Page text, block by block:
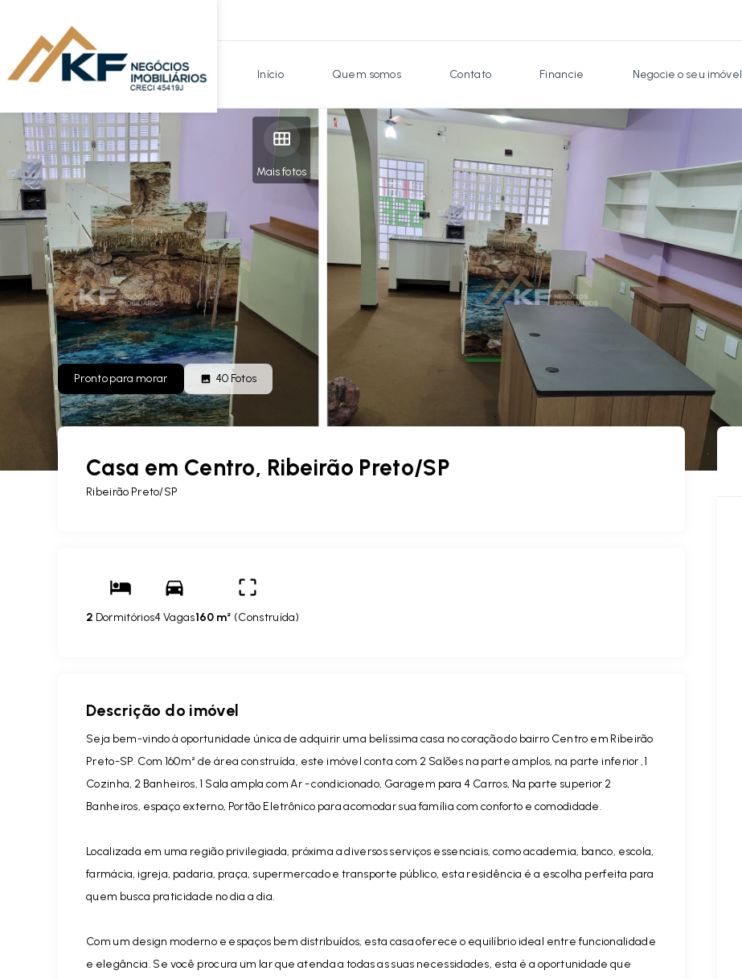
Início Quem somos Contato Financie Negocie o seu imóvel
Mais fotos
Pronto para morar 40 Fotos
Casa em Centro, Ribeirão Preto/SP
Ribeirão Preto/SP
2 Dormitórios4 Vagas160 m² (Construída)
Descrição do imóvel
Seja bem-vindo à oportunidade única de adquirir uma belíssima casa no coração do bairro Centro em Ribeirão
Preto-SP. Com 160m² de área construída, este imóvel conta com 2 Salões na parte amplos, na parte inferior ,1
Cozinha, 2 Banheiros, 1 Sala ampla com Ar - condicionado, Garagem para 4 Carros, Na parte superior 2
Banheiros, espaço externo, Portão Eletrônico para acomodar sua família com conforto e comodidade.
Localizada em uma região privilegiada, próxima a diversos serviços essenciais, como academia, banco, escola,
farmácia, igreja, padaria, praça, supermercado e transporte público, esta residência é a escolha perfeita para
quem busca praticidade no dia a dia.
Com um design moderno e espaços bem distribuídos, esta casa oferece o equilíbrio ideal entre funcionalidade
e elegância. Se você procura um lar que atenda a todas as suas necessidades, esta é a oportunidade que